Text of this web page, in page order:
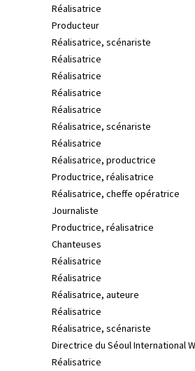
Réalisatrice
Producteur
Réalisatrice, scénariste
Réalisatrice
Réalisatrice
Réalisatrice
Réalisatrice
Réalisatrice, scénariste
Réalisatrice
Réalisatrice, productrice
Productrice, réalisatrice
Réalisatrice, cheffe opératrice
Journaliste
Productrice, réalisatrice
Chanteuses
Réalisatrice
Réalisatrice
Réalisatrice, auteure
Réalisatrice
Réalisatrice, scénariste
Directrice du Séoul International
Réalisatrice